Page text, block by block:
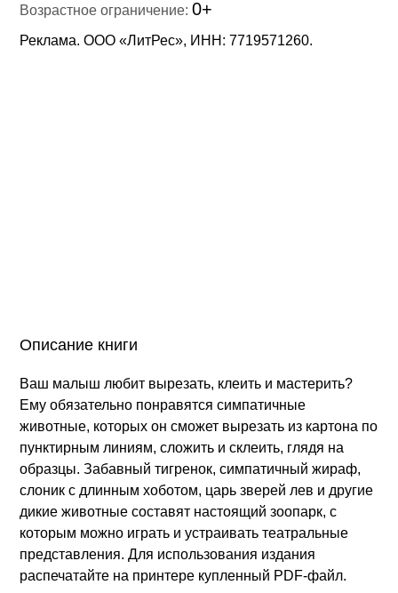
Возрастное ограничение:0+
Реклама. ООО «ЛитРес», ИНН: 7719571260.
Описание книги
Ваш малыш любит вырезать, клеить и мастерить?
Ему обязательно понравятся симпатичные
животные, которых он сможет вырезать из картона по
пунктирным линиям, сложить и склеить, глядя на
образцы. Забавный тигренок, симпатичный жираф,
слоник с длинным хоботом, царь зверей лев и другие
дикие животные составят настоящий зоопарк, с
которым можно играть и устраивать театральные
представления. Для использования издания
распечатайте на принтере купленный PDF-файл.